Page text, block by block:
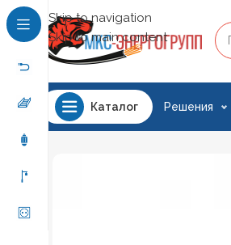
Skip to navigation
Skip to main content
Каталог Решения